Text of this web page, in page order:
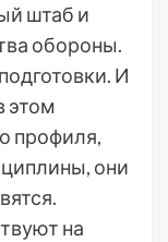
штаб и
обороны.
И
этом
профиля,
они
на